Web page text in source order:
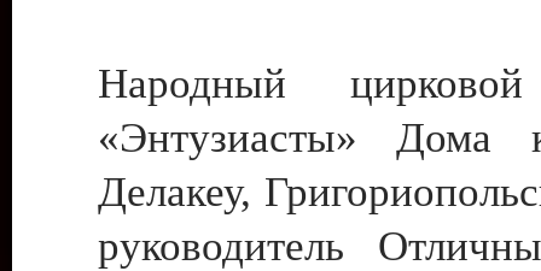
Народный цирковой
«Энтузиасты» Дома
Делакеу,
руководитель